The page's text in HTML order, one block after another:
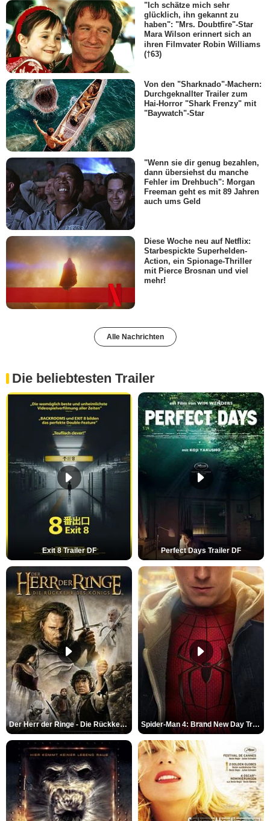
"Ich schätze mich sehr
glücklich, ihn gekannt zu
haben": "Mrs. Doubtfire"-Star
Mara Wilson erinnert sich an
ihren Filmvater Robin Williams
(†63)
Von den "Sharknado"-Machern:
Durchgeknallter Trailer zum
Hai-Horror "Shark Frenzy" mit
"Baywatch"-Star
"Wenn sie dir genug bezahlen,
dann übersiehst du manche
Fehler im Drehbuch": Morgan
Freeman geht es mit 89 Jahren
auch ums Geld
Diese Woche neu auf Netflix:
Starbespickte Superhelden-
Action, ein Spionage-Thriller
mit Pierce Brosnan und viel
mehr!
Alle Nachrichten
Die beliebtesten Trailer
Exit 8 Trailer DF Perfect Days Trailer DF
Der Herr der Ringe - Die Rückkehr des Königs Trailer OV Spider-Man 4: Brand New Day Trailer (3) DF